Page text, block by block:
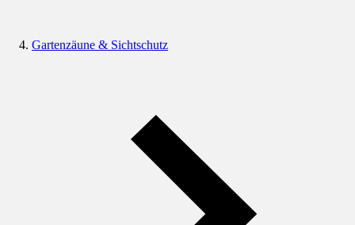
Gartenzäune & Sichtschutz